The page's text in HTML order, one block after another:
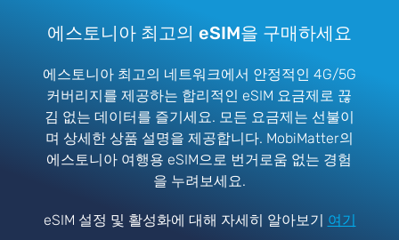
에스토니아 최고의 eSIM을 구매하세요
에스토니아 최고의 네트워크에서 안정적인 4G/5G
커버리지를 제공하는 합리적인 eSIM 요금제로 끊
김 없는 데이터를 즐기세요. 모든 요금제는 선불이
며 상세한 상품 설명을 제공합니다. MobiMatter의
에스토니아 여행용 eSIM으로 번거로움 없는 경험
을 누려보세요.
eSIM 설정 및 활성화에 대해 자세히 알아보기 여기